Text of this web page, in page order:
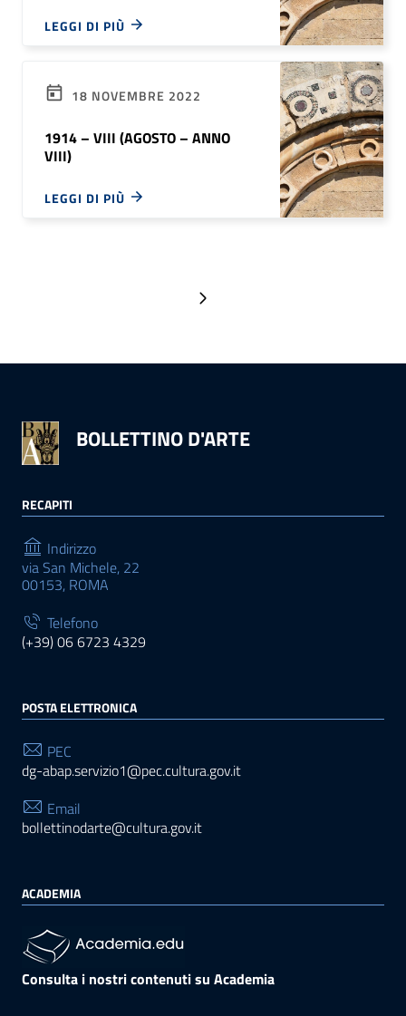
LEGGI DI PIÙ
18 NOVEMBRE 2022
1914 – VIII (AGOSTO – ANNO
VIII)
LEGGI DI PIÙ
Pagina successiva
BOLLETTINO D'ARTE
RECAPITI
Indirizzo
via San Michele, 22
00153, ROMA
Telefono
(+39) 06 6723 4329
POSTA ELETTRONICA
PEC
dg-abap.servizio1@pec.cultura.gov.it
Email
bollettinodarte@cultura.gov.it
ACADEMIA
Consulta i nostri contenuti su Academia